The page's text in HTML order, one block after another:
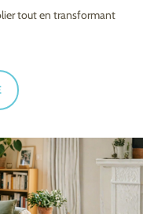
tout en transformant